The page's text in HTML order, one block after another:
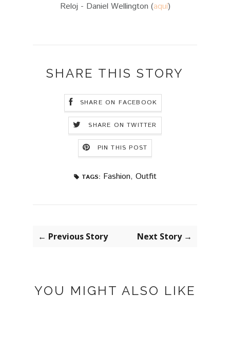
Reloj - Daniel Wellington (aquí)
SHARE THIS STORY
SHARE ON FACEBOOK
SHARE ON TWITTER
PIN THIS POST
TAGS: Fashion, Outfit
← Previous Story Next Story →
YOU MIGHT ALSO LIKE